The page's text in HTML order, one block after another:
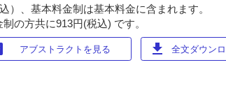
）、基本料金制は基本料金に含まれます。
の方共に913円(税込) です。
アブストラクトを見る download 全文ダウン